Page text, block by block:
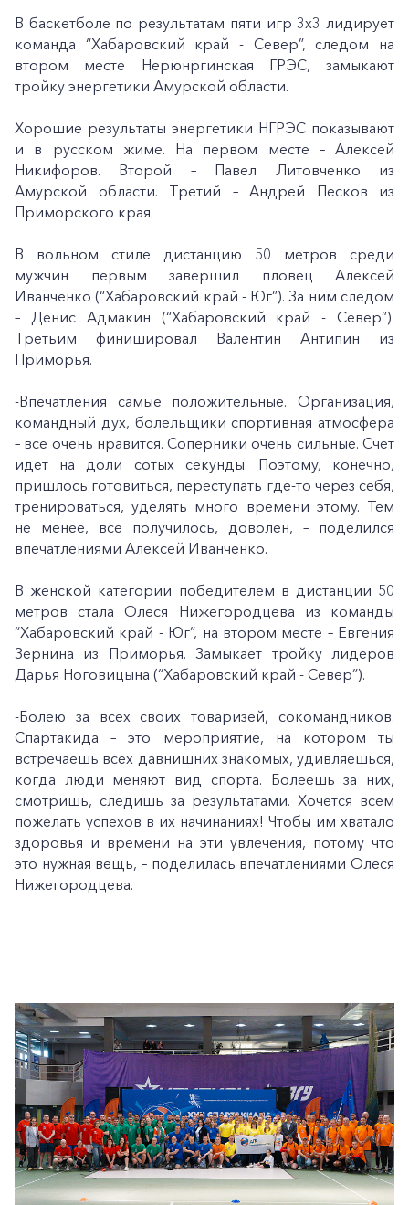
В баскетболе по результатам пяти игр 3х3 лидирует
команда “Хабаровский край - Север”, следом на
втором месте Нерюнргинская ГРЭС, замыкают
тройку энергетики Амурской области.
Хорошие результаты энергетики НГРЭС показывают
и в русском жиме. На первом месте – Алексей
Никифоров. Второй – Павел Литовченко из
Амурской области. Третий – Андрей Песков из
Приморского края.
В вольном стиле дистанцию 50 метров среди
мужчин первым завершил пловец Алексей
Иванченко (“Хабаровский край - Юг”). За ним следом
– Денис Адмакин (“Хабаровский край - Север”).
Третьим финишировал Валентин Антипин из
Приморья.
-Впечатления самые положительные. Организация,
командный дух, болельщики спортивная атмосфера
– все очень нравится. Соперники очень сильные. Счет
идет на доли сотых секунды. Поэтому, конечно,
пришлось готовиться, переступать где-то через себя,
тренироваться, уделять много времени этому. Тем
не менее, все получилось, доволен, – поделился
впечатлениями Алексей Иванченко.
В женской категории победителем в дистанции 50
метров стала Олеся Нижегородцева из команды
“Хабаровский край - Юг”, на втором месте – Евгения
Зернина из Приморья. Замыкает тройку лидеров
Дарья Ноговицына (“Хабаровский край - Север”).
-Болею за всех своих товаризей, сокомандников.
Спартакида – это мероприятие, на котором ты
встречаешь всех давнишних знакомых, удивляешься,
когда люди меняют вид спорта. Болеешь за них,
смотришь, следишь за результатами. Хочется всем
пожелать успехов в их начинаниях! Чтобы им хватало
здоровья и времени на эти увлечения, потому что
это нужная вещь, – поделилась впечатлениями Олеся
Нижегородцева.